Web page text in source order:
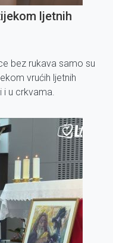
ljetnih
bez rukava samo su
vrućih ljetnih
u crkvama.